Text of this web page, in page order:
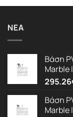
ΝΈΑ
Βάση
Marble
295.26
Βάση
Marble